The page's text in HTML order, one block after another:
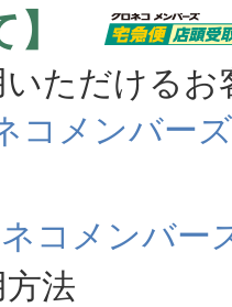
】
ただけるお
コメンバーズ
コメンバー
法